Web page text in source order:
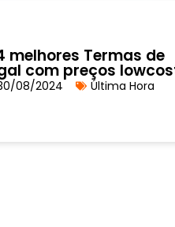
melhores Termas de
com preços
08/2024 Última Hora